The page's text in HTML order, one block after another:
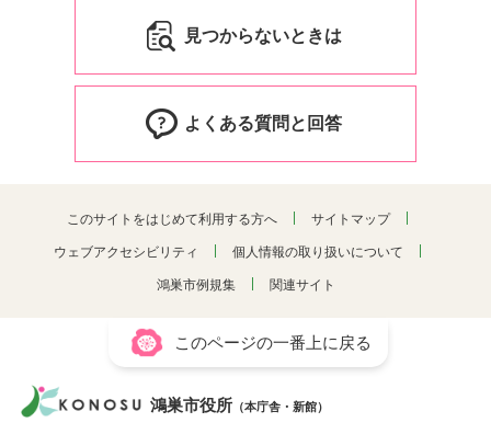
見つからないときは
よくある質問と回答
このサイトをはじめて利用する方へ サイトマップ
ウェブアクセシビリティ 個人情報の取り扱いについて
鴻巣市例規集 関連サイト
このページの一番上に戻る
鴻巣市役所 （本庁舎・新館）